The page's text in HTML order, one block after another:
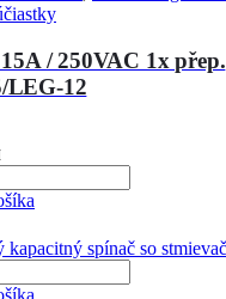
/ 250VAC 1x přep.
LEG-12